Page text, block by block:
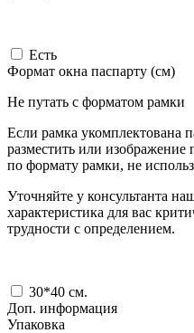
Есть
Формат окна паспарту (см)
Не путать с форматом рамки
Если рамка укомплектована
разместить или
по формату рамки, не
Уточняйте у консультанта
характеристика для вас
трудности с определением.
30*40 см.
Доп. информация
Упаковка